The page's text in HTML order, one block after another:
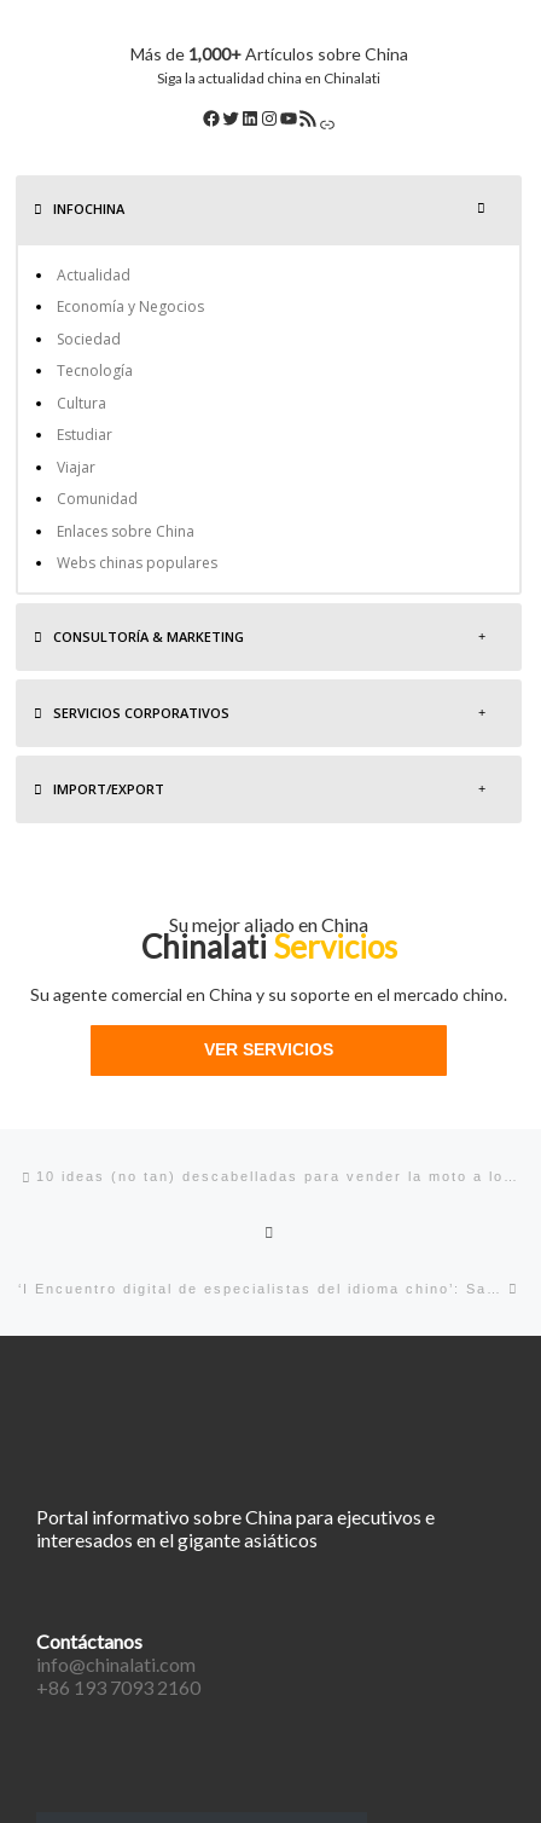
Más de 1,000+Artículos sobre China
Siga la actualidad china en Chinalati
INFOCHINA
Actualidad
Economía y Negocios
Sociedad
Tecnología
Cultura
Estudiar
Viajar
Comunidad
Enlaces sobre China
Webs chinas populares
CONSULTORÍA & MARKETING
SERVICIOS CORPORATIVOS
IMPORT/EXPORT
Su mejor aliado en China
Chinalati Servicios
Su agente comercial en China y su soporte en el mercado chino.
VER SERVICIOS
Portal informativo sobre China para ejecutivos e
interesados en el gigante asiáticos
Contáctanos
info@chinalati.com
+86 193 7093 2160